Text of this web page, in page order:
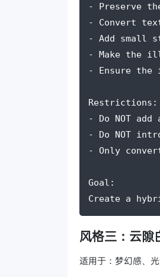
- Preserve
- Convert
- Add small
- Make the
- Ensure the
Restrictions:
- Do NOT
- Do NOT
- Only
Goal:
Create a
风格三：云隙
适用于：梦幻感、